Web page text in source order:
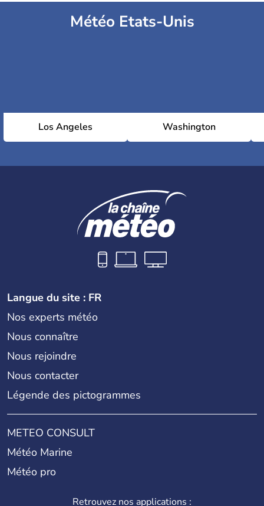
Météo Etats-Unis
Los Angeles Washington
Langue du site : FR
Nos experts météo
Nous connaître
Nous rejoindre
Nous contacter
Légende des pictogrammes
METEO CONSULT
Météo Marine
Météo pro
Retrouvez nos applications :